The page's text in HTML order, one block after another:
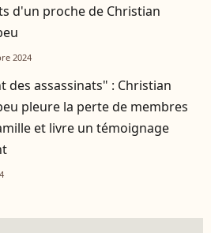
d'un proche de Christian
2024
des assassinats" : Christian
pleure la perte de membres
et livre un témoignage